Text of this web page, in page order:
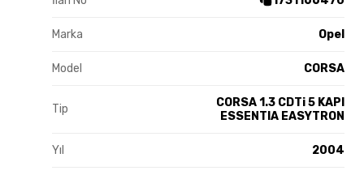
Marka Opel
Model CORSA
Tip
CORSA 1.3 CDTi 5 KAPI
ESSENTIA EASYTRON
Yıl 2004